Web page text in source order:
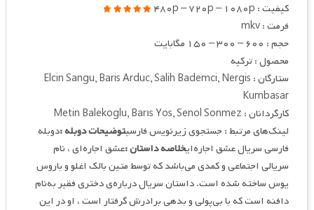
کیفیت : ۴۸۰p – ۷۲۰p – ۱۰۸۰p
فرمت : mkv
حجم : ۶۰۰ – ۳۰۰ – ۱۵۰ مگابایت
محصول : ترکیه
ستارگان : Elcin Sangu, Baris Arduc, Salih Bademci, Nergis
Kumbasar
کارگردانان : Metin Balekoglu, Barıs Yos, Senol Sonmez
لینک‌های مرتبط : جستجوی زیرنویس فارسیتوضیحات دوبله :دوبله
فارسی سریال عشق اجاره‌ایخلاصه داستان :عشق اجاره‌ای ، نام
سریالی اجتماعی و کمدی می‌باشد که توسط متین بالک اغلو و باروس
یوس ساخته شده است. داستان سریال درباره‌ی دختری فقیر به‌نام
دافنه است که با بی‌پولی و بدهی برادرش گرفتار است ، او در این